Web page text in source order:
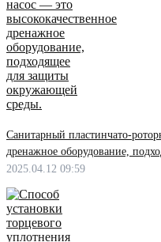
Санитарный пластинчато-
дренажное оборудование,
2025.04.12 09:59